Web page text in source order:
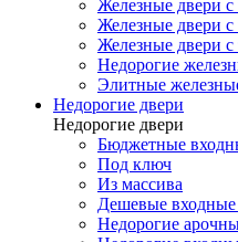
Железные двери с
Железные двери
Железные двери
Недорогие
Элитные
Недорогие двери
Недорогие двери
Бюджетные
Под ключ
Из массива
Дешевые входные
Недорогие